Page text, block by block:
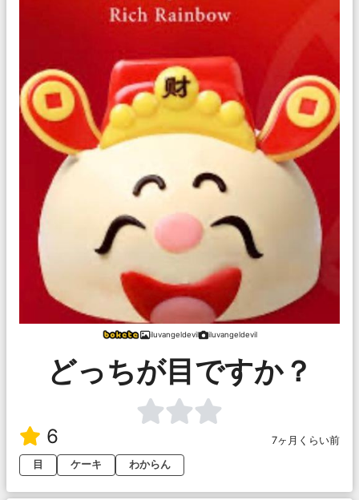
iluvangeldevil iluvangeldevil
どっちが目ですか？
6
7ヶ月くらい前
目
ケーキ わからん